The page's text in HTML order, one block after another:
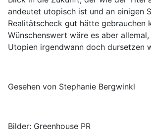
andeutet utopisch ist und an einigen
Realitätscheck gut hätte gebrauchen
Wünschenswert wäre es aber
Utopien irgendwann doch dursetzen
Gesehen von Stephanie Bergwinkl
Bilder: Greenhouse PR